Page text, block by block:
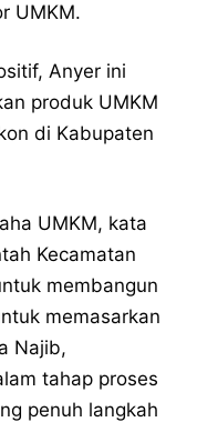
UMKM.
Anyer ini
produk UMKM
di Kabupaten
UMKM, kata
Kecamatan
membangun
memasarkan
Najib,
tahap proses
penuh langkah